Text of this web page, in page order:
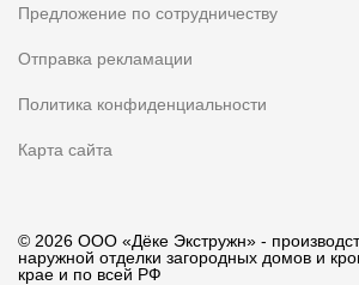
Предложение по сотрудничеству
Отправка рекламации
Политика конфиденциальности
Карта сайта
© 2026 ООО «Дёке Экстружн» -
наружной отделки загородных домов и
крае и по всей РФ